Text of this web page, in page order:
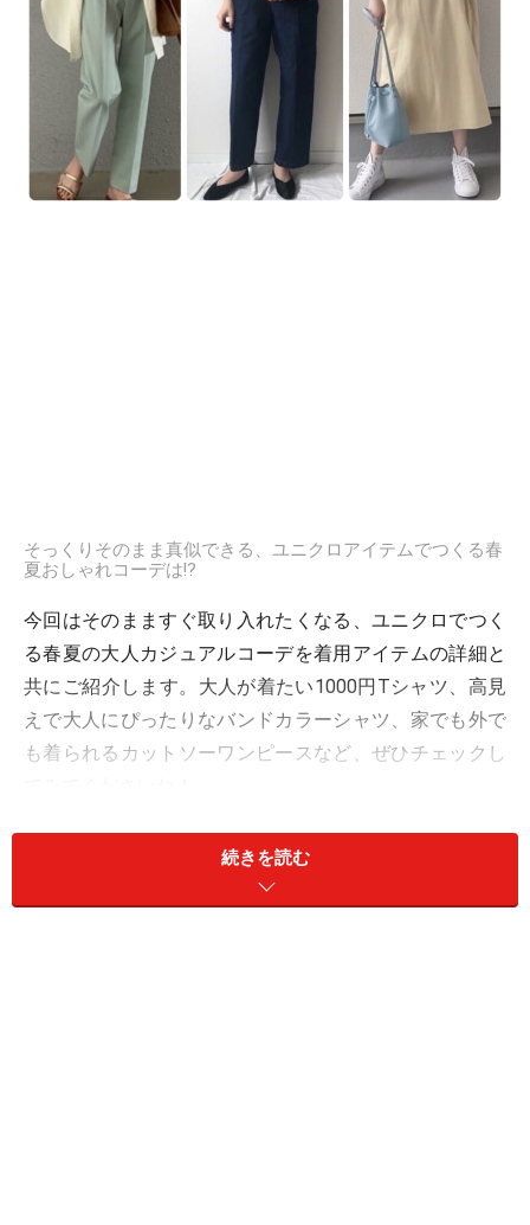
そっくりそのまま真似できる、ユニクロアイテムでつくる春
夏おしゃれコーデは!?
今回はそのまますぐ取り入れたくなる、ユニクロでつく
る春夏の大人カジュアルコーデを着用アイテムの詳細と
共にご紹介します。大人が着たい1000円Tシャツ、高見
えで大人にぴったりなバンドカラーシャツ、家でも外で
も着られるカットソーワンピースなど、ぜひチェックし
1. 今年着たいユニクロTは1000円のフレン
チスリーブT
続きを読む